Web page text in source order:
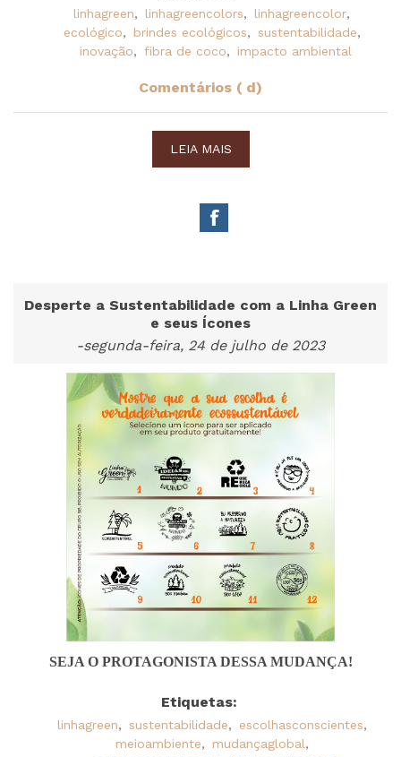
linhagreen, linhagreencolors, linhagreencolor,
ecológico, brindes ecológicos, sustentabilidade,
inovação, fibra de coco, impacto ambiental
Comentários ( d)
LEIA MAIS
Desperte a Sustentabilidade com a Linha Green
e seus Ícones
-segunda-feira, 24 de julho de 2023
SEJA O PROTAGONISTA DESSA MUDANÇA!
Etiquetas:
linhagreen, sustentabilidade, escolhasconscientes,
meioambiente, mudançaglobal,